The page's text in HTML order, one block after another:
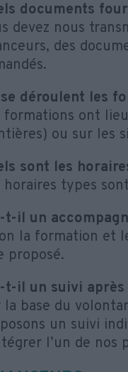
documents
devez nous
des
déroulent les
formations ont
ou sur les
sont les
horaires types
t-il un
la formation et
proposé.
t-il un suivi
la base du
un suivi
l’un de nos